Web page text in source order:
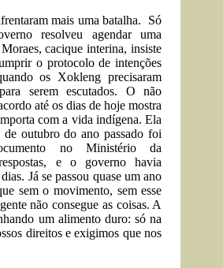
mais uma batalha. Só
resolveu agendar uma
cacique interina, insiste
o protocolo de intenções
os Xokleng precisaram
serem escutados. O não
até os dias de hoje mostra
com a vida indígena. Ela
outubro do ano passado foi
no Ministério da
e o governo havia
Já se passou quase um ano
sem o movimento, sem esse
não consegue as coisas. A
um alimento duro: só na
direitos e exigimos que nos